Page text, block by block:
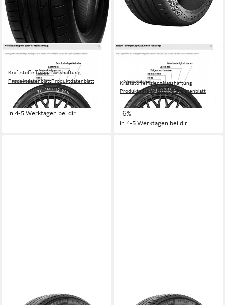
HANKOOK
Sommerreifen HANKOOK
Kraftstoffeffizienz
Produktdatenblatt
Nasshaftung
Produktdatenblatt
ab 189,99 € UVP200,99 €
-5%
in 4-5 Werktagen bei dir
CONTINENTAL
CONTINENTAL
Kraftstoffeffizienz
Produktdatenblatt
Nasshaftung
Produktdatenblatt
ab 214,99 € UVP227,99 €
-6%
in 4-5 Werktagen bei dir